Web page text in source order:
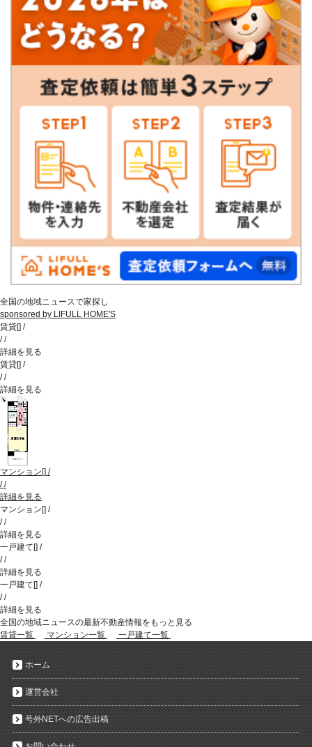
全国の地域ニュースで家探し
sponsored by LIFULL HOME'S
賃貸[] /
//
詳細を見る
賃貸[] /
//
詳細を見る
マンション [] /
//
詳細を見る
マンション [] /
//
詳細を見る
一戸建て [] /
//
詳細を見る
一戸建て [] /
//
詳細を見る
全国の地域ニュースの最新不動産情報をもっと見る
賃貸一覧
マンション一覧 一戸建て一覧
ホーム
運営会社
号外NETへの広告出稿